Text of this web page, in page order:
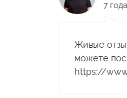
7
Живые
можете
https://